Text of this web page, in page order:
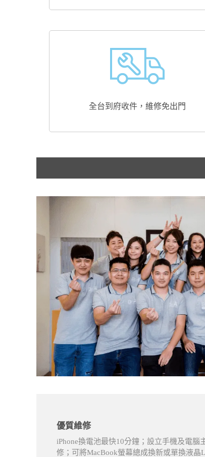
全台到府收件，維修免出門
優質維修
iPhone換電池最快10分鐘；設立手機及電腦
修；可將MacBook螢幕總成換新或單換液晶